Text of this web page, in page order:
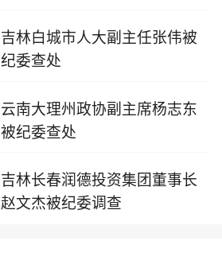
吉林白城市人大副主任张伟被
纪委查处
云南大理州政协副主席杨志东
被纪委查处
吉林长春润德投资集团董事长
赵文杰被纪委调查